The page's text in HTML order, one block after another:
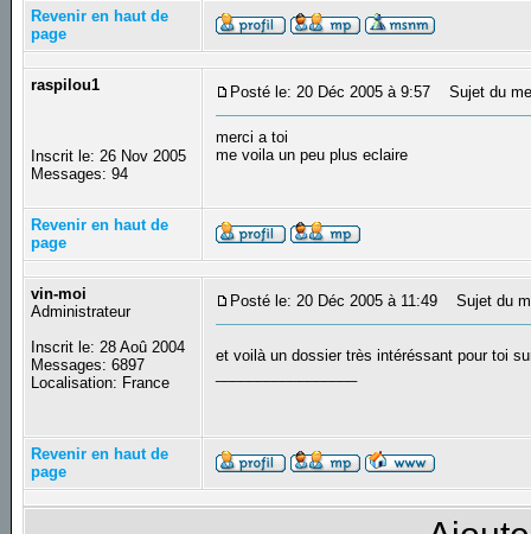
Revenir en haut de
page
raspilou1
Inscrit le: 26 Nov 2005
Messages: 94
Posté le: 20 Déc 2005 à 9:57 Sujet du
merci a toi
me voila un peu plus eclaire
Revenir en haut de
page
vin-moi
Administrateur
Inscrit le: 28 Aoû 2004
Messages: 6897
Localisation: France
Posté le: 20 Déc 2005 à 11:49 Sujet du
et voilà un dossier très intéréssant pour toi
Revenir en haut de
page